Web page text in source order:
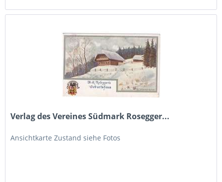
Verlag des Vereines Südmark Rosegger...
Ansichtkarte Zustand siehe Fotos